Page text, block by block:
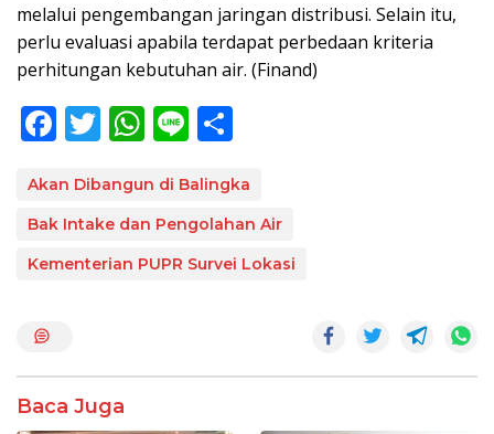
melalui pengembangan jaringan distribusi. Selain itu,
perlu evaluasi apabila terdapat perbedaan kriteria
perhitungan kebutuhan air. (Finand)
F
ac
e
b
o
T
w
itt
er
W
h
at
s
A
Li
n
e ar
e
Akan Dibangun di Balingka
Bak Intake dan Pengolahan Air
Kementerian PUPR Survei Lokasi
Baca Juga